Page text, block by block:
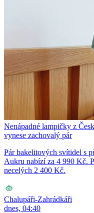
Nenápadné lampičky z
vynese zachovalý pár
Pár bakelitových svítidel s
Aukru nabízí za 4 990 Kč.
necelých 2 400 Kč.
Chalupáři-Zahrádkáři
dnes, 04:40